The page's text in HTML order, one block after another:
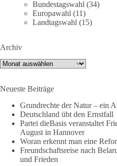
Revanchismus!“
si=2b_C6GgNY9EB-rXw
❤️ Wir freuen uns über deine
https://diebasis.de/spenden/
#dieBasis #frieden
377 168
Bundestagswahl (34)
Europawahl (11)
Landtagswahl (15)
Archiv
Archiv
Neueste Beiträge
Grundrechte der Natur – ein
Deutschland übt den Ernstfall
Partei dieBasis veranstaltet
August in Hannover
Woran erkennt man eine
Freundschaftsreise nach
und Frieden